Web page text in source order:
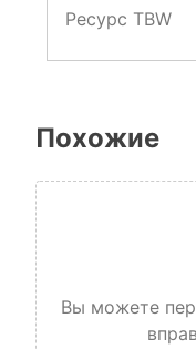
Ресурс TBW
Похожие
Вы можете